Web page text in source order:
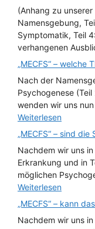
(Anhang zu unserer
Namensgebung,
Symptomatik, Teil
verhangenen
„MECFS“ – welche
Nach der
Psychogenese
wenden wir uns
Weiterlesen
„MECFS“ – sind
Nachdem wir uns
Erkrankung und in
möglichen
Weiterlesen
„MECFS“ – kann
Nachdem wir uns